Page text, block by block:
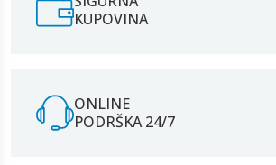
KUPOVINA
ONLINE
PODRŠKA 24/7